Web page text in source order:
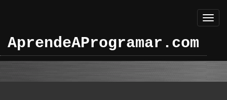
AprendeAProgramar.com